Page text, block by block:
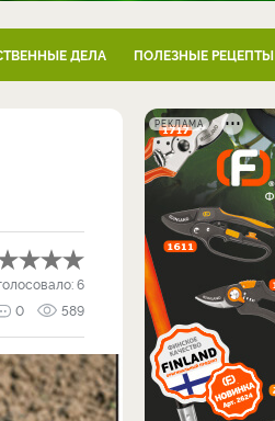
ДЕЛА ПОЛЕЗНЫЕ РЕЦЕПТЫ
6
0 589
РЕКЛАМА